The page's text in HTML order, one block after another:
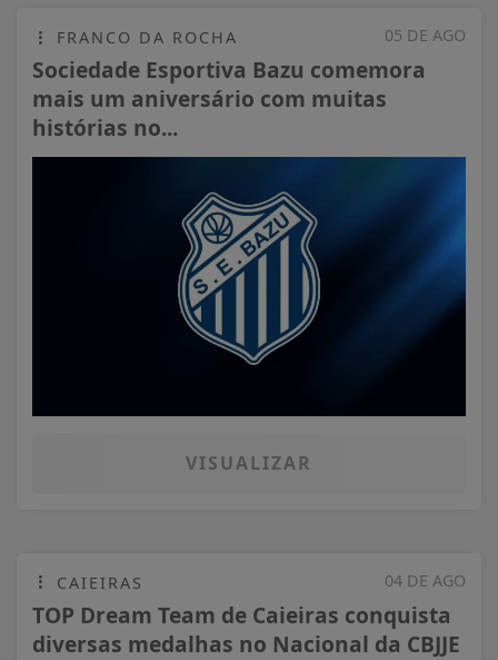
05 DE AGO
FRANCO DA ROCHA
Sociedade Esportiva Bazu comemora
mais um aniversário com muitas
histórias no...
VISUALIZAR
04 DE AGO
CAIEIRAS
TOP Dream Team de Caieiras conquista
diversas medalhas no Nacional da CBJJE